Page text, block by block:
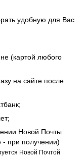
удобную для Вас
(картой любого
на сайте после
Новой Почты
- при получении)
Новой Почтой